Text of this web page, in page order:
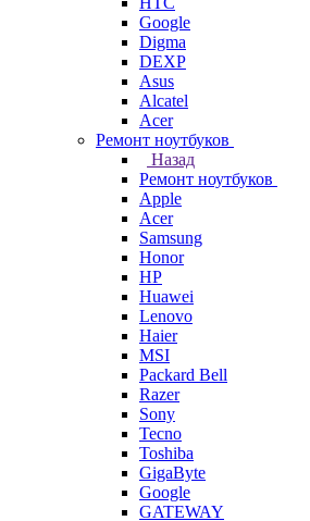
Google
Digma
DEXP
Asus
Alcatel
Acer
Ремонт ноутбуков
Назад
Ремонт ноутбуков
Apple
Acer
Samsung
Honor
HP
Huawei
Lenovo
Haier
MSI
Packard Bell
Razer
Sony
Tecno
Toshiba
GigaByte
Google
GATEWAY